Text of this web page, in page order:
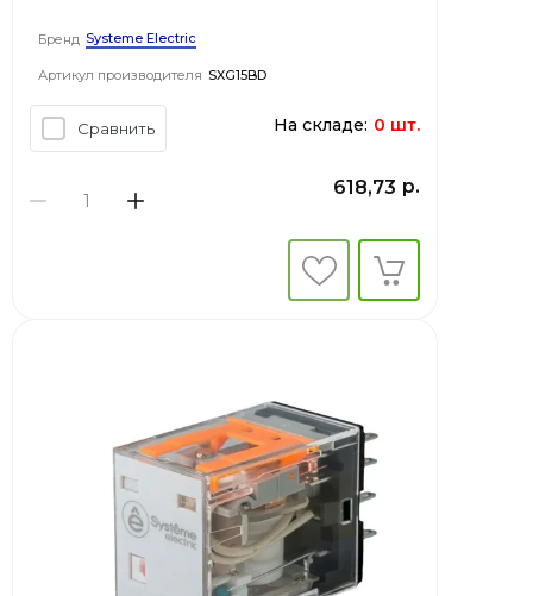
Бренд Systeme Electric
Артикул производителя SXG15BD
Сравнить На складе: 0 шт.
618,73 р.